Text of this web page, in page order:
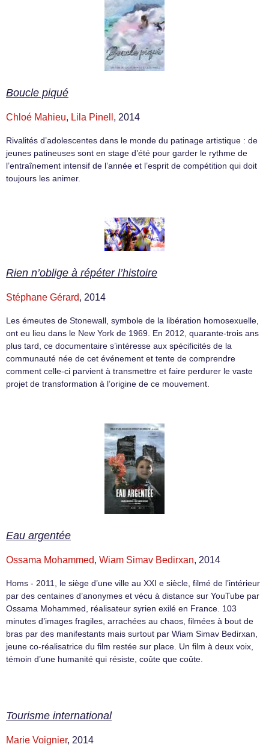
Boucle piqué
Chloé Mahieu, Lila Pinell , 2014
Rivalités d’adolescentes dans le monde du patinage artistique : de
jeunes patineuses sont en stage d’été pour garder le rythme de
l’entraînement intensif de l’année et l’esprit de compétition qui doit
toujours les animer.
Rien n’oblige à répéter l’histoire
Stéphane Gérard, 2014
Les émeutes de Stonewall, symbole de la libération homosexuelle,
ont eu lieu dans le New York de 1969. En 2012, quarante-trois ans
plus tard, ce documentaire s’intéresse aux spécificités de la
communauté née de cet événement et tente de comprendre
comment celle-ci parvient à transmettre et faire perdurer le vaste
projet de transformation à l’origine de ce mouvement.
Eau argentée
Ossama Mohammed, Wiam Simav Bedirxan, 2014
Homs - 2011, le siège d’une ville au XXI e siècle, filmé de l’intérieur
par des centaines d’anonymes et vécu à distance sur YouTube par
Ossama Mohammed, réalisateur syrien exilé en France. 103
minutes d’images fragiles, arrachées au chaos, filmées à bout de
bras par des manifestants mais surtout par Wiam Simav Bedirxan,
jeune co-réalisatrice du film restée sur place. Un film à deux voix,
témoin d’une humanité qui résiste, coûte que coûte.
Tourisme international
Marie Voignier, 2014